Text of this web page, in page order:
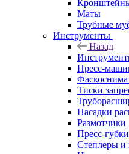
Маты
Трубные
Инструменты
Назад
Пресс-
Тиски
Насадки
Размотчики
Пресс-губки
Степлеры и